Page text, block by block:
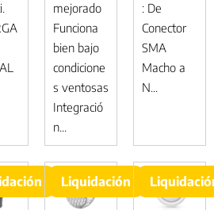
mejorado
Funciona
bien bajo
condicione
s ventosas
Integració
n...
: De
Conector
SMA
Macho a
N...
Liquidación